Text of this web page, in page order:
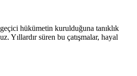
geçici hükümetin kurulduğuna tanıklık
Yıllardır süren bu çatışmalar, hayal